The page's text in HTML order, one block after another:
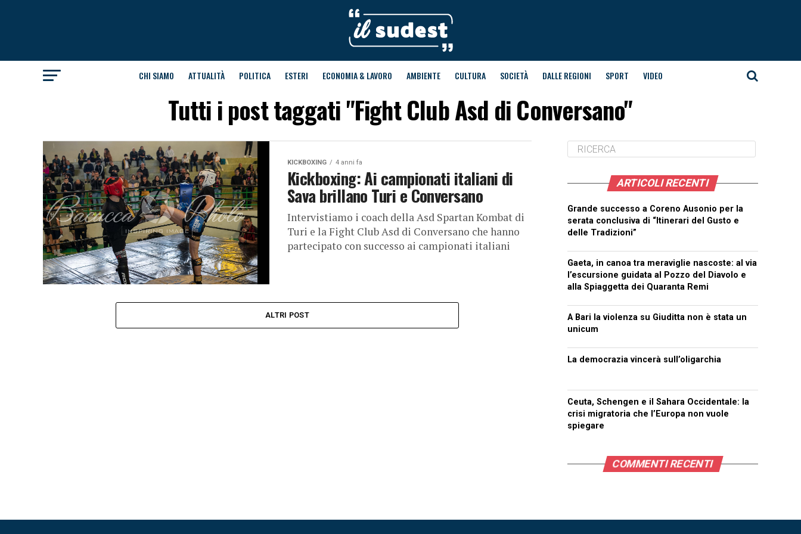
CHI SIAMO ATTUALITÀ POLITICA ESTERI ECONOMIA & LAVORO AMBIENTE CULTURA SOCIETÀ DALLE REGIONI SPORT VIDEO
Tutti i post taggati "Fight Club Asd di Conversano"
KICKBOXING 4 anni fa
Kickboxing: Ai campionati italiani di
Sava brillano Turi e Conversano
Intervistiamo i coach della Asd Spartan Kombat di
Turi e la Fight Club Asd di Conversano che hanno
partecipato con successo ai campionati italiani
ALTRI POST
ARTICOLI RECENTI
Grande successo a Coreno Ausonio per la
serata conclusiva di “Itinerari del Gusto e
delle Tradizioni”
Gaeta, in canoa tra meraviglie nascoste: al via
l’escursione guidata al Pozzo del Diavolo e
alla Spiaggetta dei Quaranta Remi
A Bari la violenza su Giuditta non è stata un
unicum
La democrazia vincerà sull’oligarchia
Ceuta, Schengen e il Sahara Occidentale: la
crisi migratoria che l’Europa non vuole
spiegare
COMMENTI RECENTI